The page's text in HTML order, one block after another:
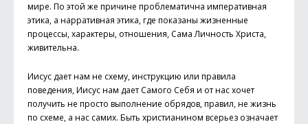
мире. По этой же причине проблематична императивная
этика, а нарративная этика, где показаны жизненные
процессы, характеры, отношения, Сама Личность Христа,
живительна.
Иисус дает нам не схему, инструкцию или правила
поведения, Иисус нам дает Самого Себя и от нас хочет
получить не просто выполнение обрядов, правил, не жизнь
по схеме, а нас самих. Быть христианином всерьез означает